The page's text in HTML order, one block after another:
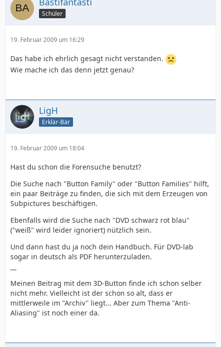
Schüler
19. Februar 2009 um 16:29
Das habe ich ehrlich gesagt nicht verstanden.
Wie mache ich das denn jetzt genau?
LigH
Erklär-Bär
19. Februar 2009 um 18:04
Hast du schon die Forensuche benutzt?
Die Suche nach "Button Family" oder "Button Families" hilft,
ein paar Beiträge zu finden, die sich mit dem Erzeugen von
Subpictures beschäftigen.
Ebenfalls wird die Suche nach "DVD schwarz rot blau"
("weiß" wird leider ignoriert) nützlich sein.
Und dann hast du ja noch dein Handbuch. Für DVD-lab
sogar in deutsch als PDF herunterzuladen.
Meinen Beitrag mit dem 3D-Button finde ich schon selber
nicht mehr. Vielleicht ist der schon so alt, dass er
mittlerweile im "Archiv" liegt... Aber zum Thema "Anti-
Aliasing" ist noch einer da.